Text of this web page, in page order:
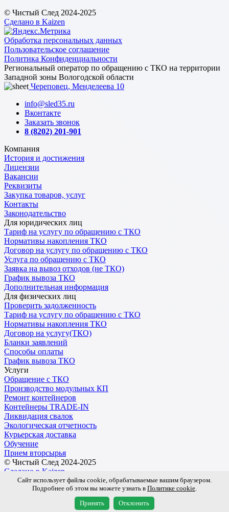
© Чистый След 2024-2025
Сделано в Kaizen
Обработка персональных данных
Пользовательское соглашение
Политика Конфиденциальности
Региональный оператор по обращению с ТКО на территории
Западной зоны Вологодской области
Череповец, Менделеева 10
info@sled35.ru
Вконтакте
Заказать звонок
8 (8202) 201-901
Компания
История и достижения
Лицензии
Вакансии
Реквизиты
Закупка товаров, услуг
Контакты
Законодательство
Для юридических лиц
Тариф на услугу по обращению с ТКО
Нормативы накопления ТКО
Договор на услугу по обращению с ТКО
Услуга по обращению с ТКО
Заявка на вывоз отходов (не ТКО)
График вывоза ТКО
Дополнительная информация
Для физических лиц
Проверить задолженность
Тариф на услугу по обращению с ТКО
Нормативы накопления ТКО
Договор на услугу(ТКО)
Бланки заявлений
Способы оплаты
График вывоза ТКО
Услуги
Обращение с ТКО
Производство модульных КП
Ремонт контейнеров
Контейнеры TRADE-IN
Ликвидация свалок
Экологическая отчетность
Курьерская доставка
Обучение
Прием вторсырья
© Чистый След 2024-2025
Сделано в Kaizen
Обработка персональных данных
Пользовательское соглашение
Политика Конфиденциальности
Сайт использует файлы cookie, обрабатываемые вашим браузером.
Подробнее об этом вы можете узнать в Политике cookie.
Принять Отклонить